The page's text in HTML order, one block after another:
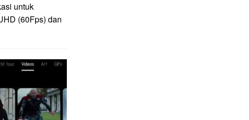
untuk
(60Fps) dan